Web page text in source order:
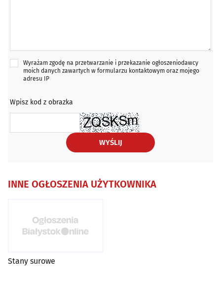
Wyrażam zgodę na przetwarzanie i przekazanie ogłoszeniodawcy
moich danych zawartych w formularzu kontaktowym oraz mojego
adresu IP
Wpisz kod z obrazka
WYŚLIJ
INNE OGŁOSZENIA UŻYTKOWNIKA
Stany surowe